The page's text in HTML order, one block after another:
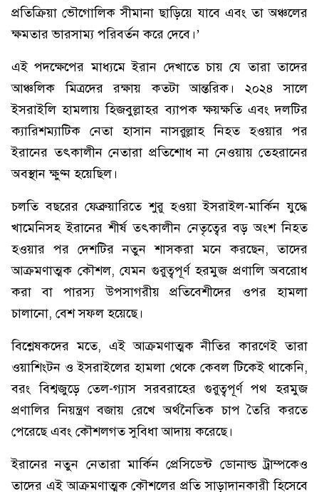
প্রতিক্রিয়া ভৌগোলিক সীমানা ছাড়িয়ে যাবে এবং তা অঞ্চলের
ক্ষমতার ভারসাম্য পরিবর্তন করে দেবে।’
এই পদক্ষেপের মাধ্যমে ইরান দেখাতে চায় যে তারা তাদের
আঞ্চলিক মিত্রদের রক্ষায় কতটা আন্তরিক। ২০২৪ সালে
ইসরাইলি হামলায় হিজবুল্লাহর ব্যাপক ক্ষয়ক্ষতি এবং দলটির
ক্যারিশম্যাটিক নেতা হাসান নাসরুল্লাহ নিহত হওয়ার পর
ইরানের তৎকালীন নেতারা প্রতিশোধ না নেওয়ায় তেহরানের
অবস্থান ক্ষুণ্ন হয়েছিল।
চলতি বছরের ফেব্রুয়ারিতে শুরু হওয়া ইসরাইল-মার্কিন যুদ্ধে
খামেনিসহ ইরানের শীর্ষ তৎকালীন নেতৃত্বের বড় অংশ নিহত
হওয়ার পর দেশটির নতুন শাসকরা মনে করছেন, তাদের
আক্রমণাত্মক কৌশল, যেমন গুরুত্বপূর্ণ হরমুজ প্রণালি অবরোধ
করা বা পারস্য উপসাগরীয় প্রতিবেশীদের ওপর হামলা
চালানো, বেশ সফল হয়েছে।
বিশ্লেষকদের মতে, এই আক্রমণাত্মক নীতির কারণেই তারা
ওয়াশিংটন ও ইসরাইলের হামলা থেকে কেবল টিকেই থাকেনি,
বরং বিশ্বজুড়ে তেল-গ্যাস সরবরাহের গুরুত্বপূর্ণ পথ হরমুজ
প্রণালির নিয়ন্ত্রণ বজায় রেখে অর্থনৈতিক চাপ তৈরি করতে
পেরেছে এবং কৌশলগত সুবিধা আদায় করেছে।
ইরানের নতুন নেতারা মার্কিন প্রেসিডেন্ট ডোনাল্ড ট্রাম্পকেও
তাদের এই আক্রমণাত্মক কৌশলের প্রতি সাড়াদানকারী হিসেবে